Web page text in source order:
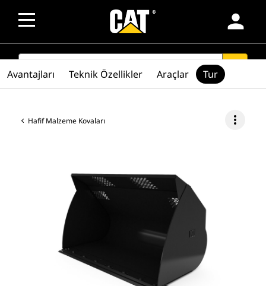
person
SEARCH
Hafif Malzeme Kovaları more_vert
Avantajları Teknik Özellikler Araçlar Tur